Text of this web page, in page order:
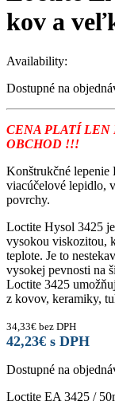
kov a
Availability:
Dostupné na
CENA PLATÍ LEN
OBCHOD !!!
Konštrukčné
viacúčelové lepidlo,
povrchy.
Loctite Hysol 3425
vysokou viskozitou,
teplote. Je to
vysokej pevnosti na
Loctite 3425
z kovov, keramiky,
34,33€ bez DPH
42,23€ s DPH
Dostupné na
Loctite EA 3425 /